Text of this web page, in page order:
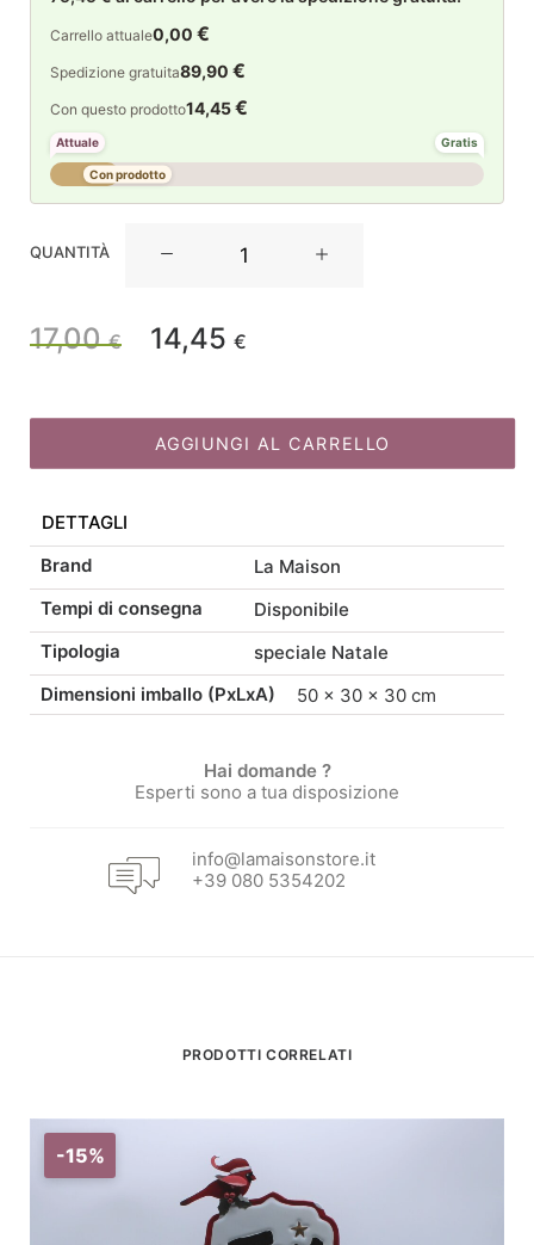
Carrello attuale0,00 €
Spedizione gratuita89,90 €
Con questo prodotto14,45€
Attuale Gratis
Con prodotto
QUANTITÀ
Natalizio
37
17,00€
originale
era:
17,00 €.
14,45 €
attuale
14,45 €.
AGGIUNGI AL CARRELLO
DETTAGLI
Brand
La Maison
Tempi di consegna
Disponibile
Tipologia
speciale Natale
Dimensioni imballo (PxLxA)
50 × 30 × 30 cm
Hai domande ?
Esperti sono a tua disposizione
info@lamaisonstore.it
+39 080 5354202
PRODOTTI CORRELATI
-15%